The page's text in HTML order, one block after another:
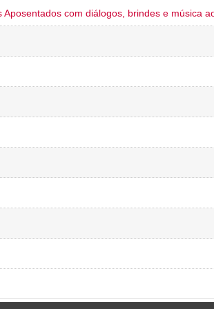
com diálogos, brindes e música